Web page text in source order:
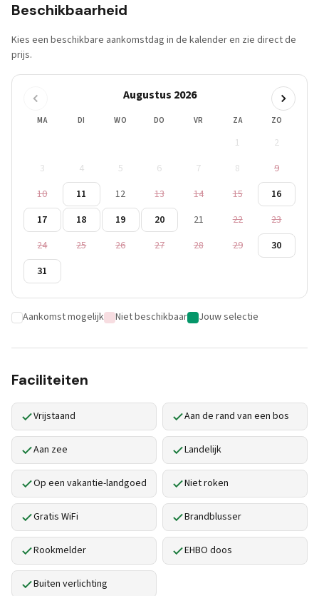
Beschikbaarheid
Kies een beschikbare aankomstdag in de kalender en zie direct de
prijs.
Augustus 2026
MA DI WO DO VR ZA ZO
1
2
3
4 5 6 7 8
9
10
11 12 13 14 15
16
17
18 19 20 21 22
23
24
25 26 27 28 29
30
31
Aankomst mogelijk Niet beschikbaar Jouw selectie
Faciliteiten
Vrijstaand Aan de rand van een bos
Aan zee Landelijk
Op een vakantie-landgoed Niet roken
Gratis WiFi Brandblusser
Rookmelder EHBO doos
Buiten verlichting